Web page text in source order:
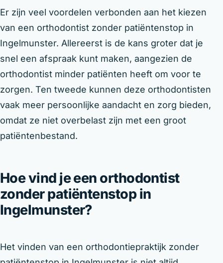
Er zijn veel voordelen verbonden aan het kiezen
van een orthodontist zonder patiëntenstop in
Ingelmunster. Allereerst is de kans groter dat je
snel een afspraak kunt maken, aangezien de
orthodontist minder patiënten heeft om voor te
zorgen. Ten tweede kunnen deze orthodontisten
vaak meer persoonlijke aandacht en zorg bieden,
omdat ze niet overbelast zijn met een groot
patiëntenbestand.
Hoe vind je een orthodontist
zonder patiëntenstop in
Ingelmunster?
Het vinden van een orthodontiepraktijk zonder